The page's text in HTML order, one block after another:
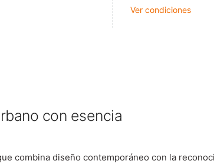
Ver condiciones
con esencia
combina diseño contemporáneo con la